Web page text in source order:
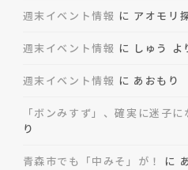
週末イベント情報 に アオモリ
週末イベント情報 に しゅう よ
週末イベント情報 に あおもり
「ボンみすず」、確実に迷子に
り
青森市でも「中みそ」が！ に